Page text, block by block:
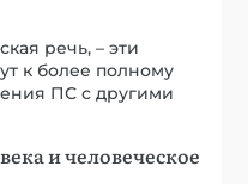
речь, – эти
к более полному
ПС с другими
и человеческое